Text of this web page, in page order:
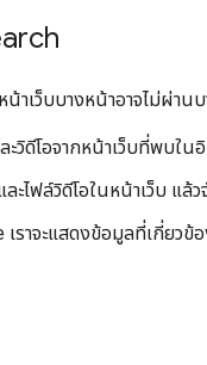
าเว็บบางหน้าอาจไม่ผ่าน
วิดีโอจากหน้าเว็บที่พบใ
ละไฟล์วิดีโอในหน้าเว็บ
เราจะแสดงข้อมูลที่เกี่ยว